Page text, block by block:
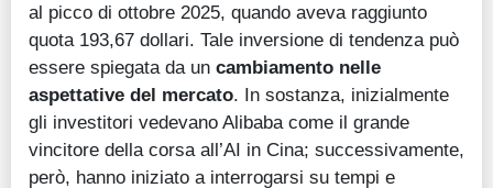
al picco di ottobre 2025, quando aveva raggiunto
quota 193,67 dollari. Tale inversione di tendenza può
essere spiegata da un cambiamento nelle
aspettative del mercato. In sostanza, inizialmente
gli investitori vedevano Alibaba come il grande
vincitore della corsa all’AI in Cina; successivamente,
però, hanno iniziato a interrogarsi su tempi e